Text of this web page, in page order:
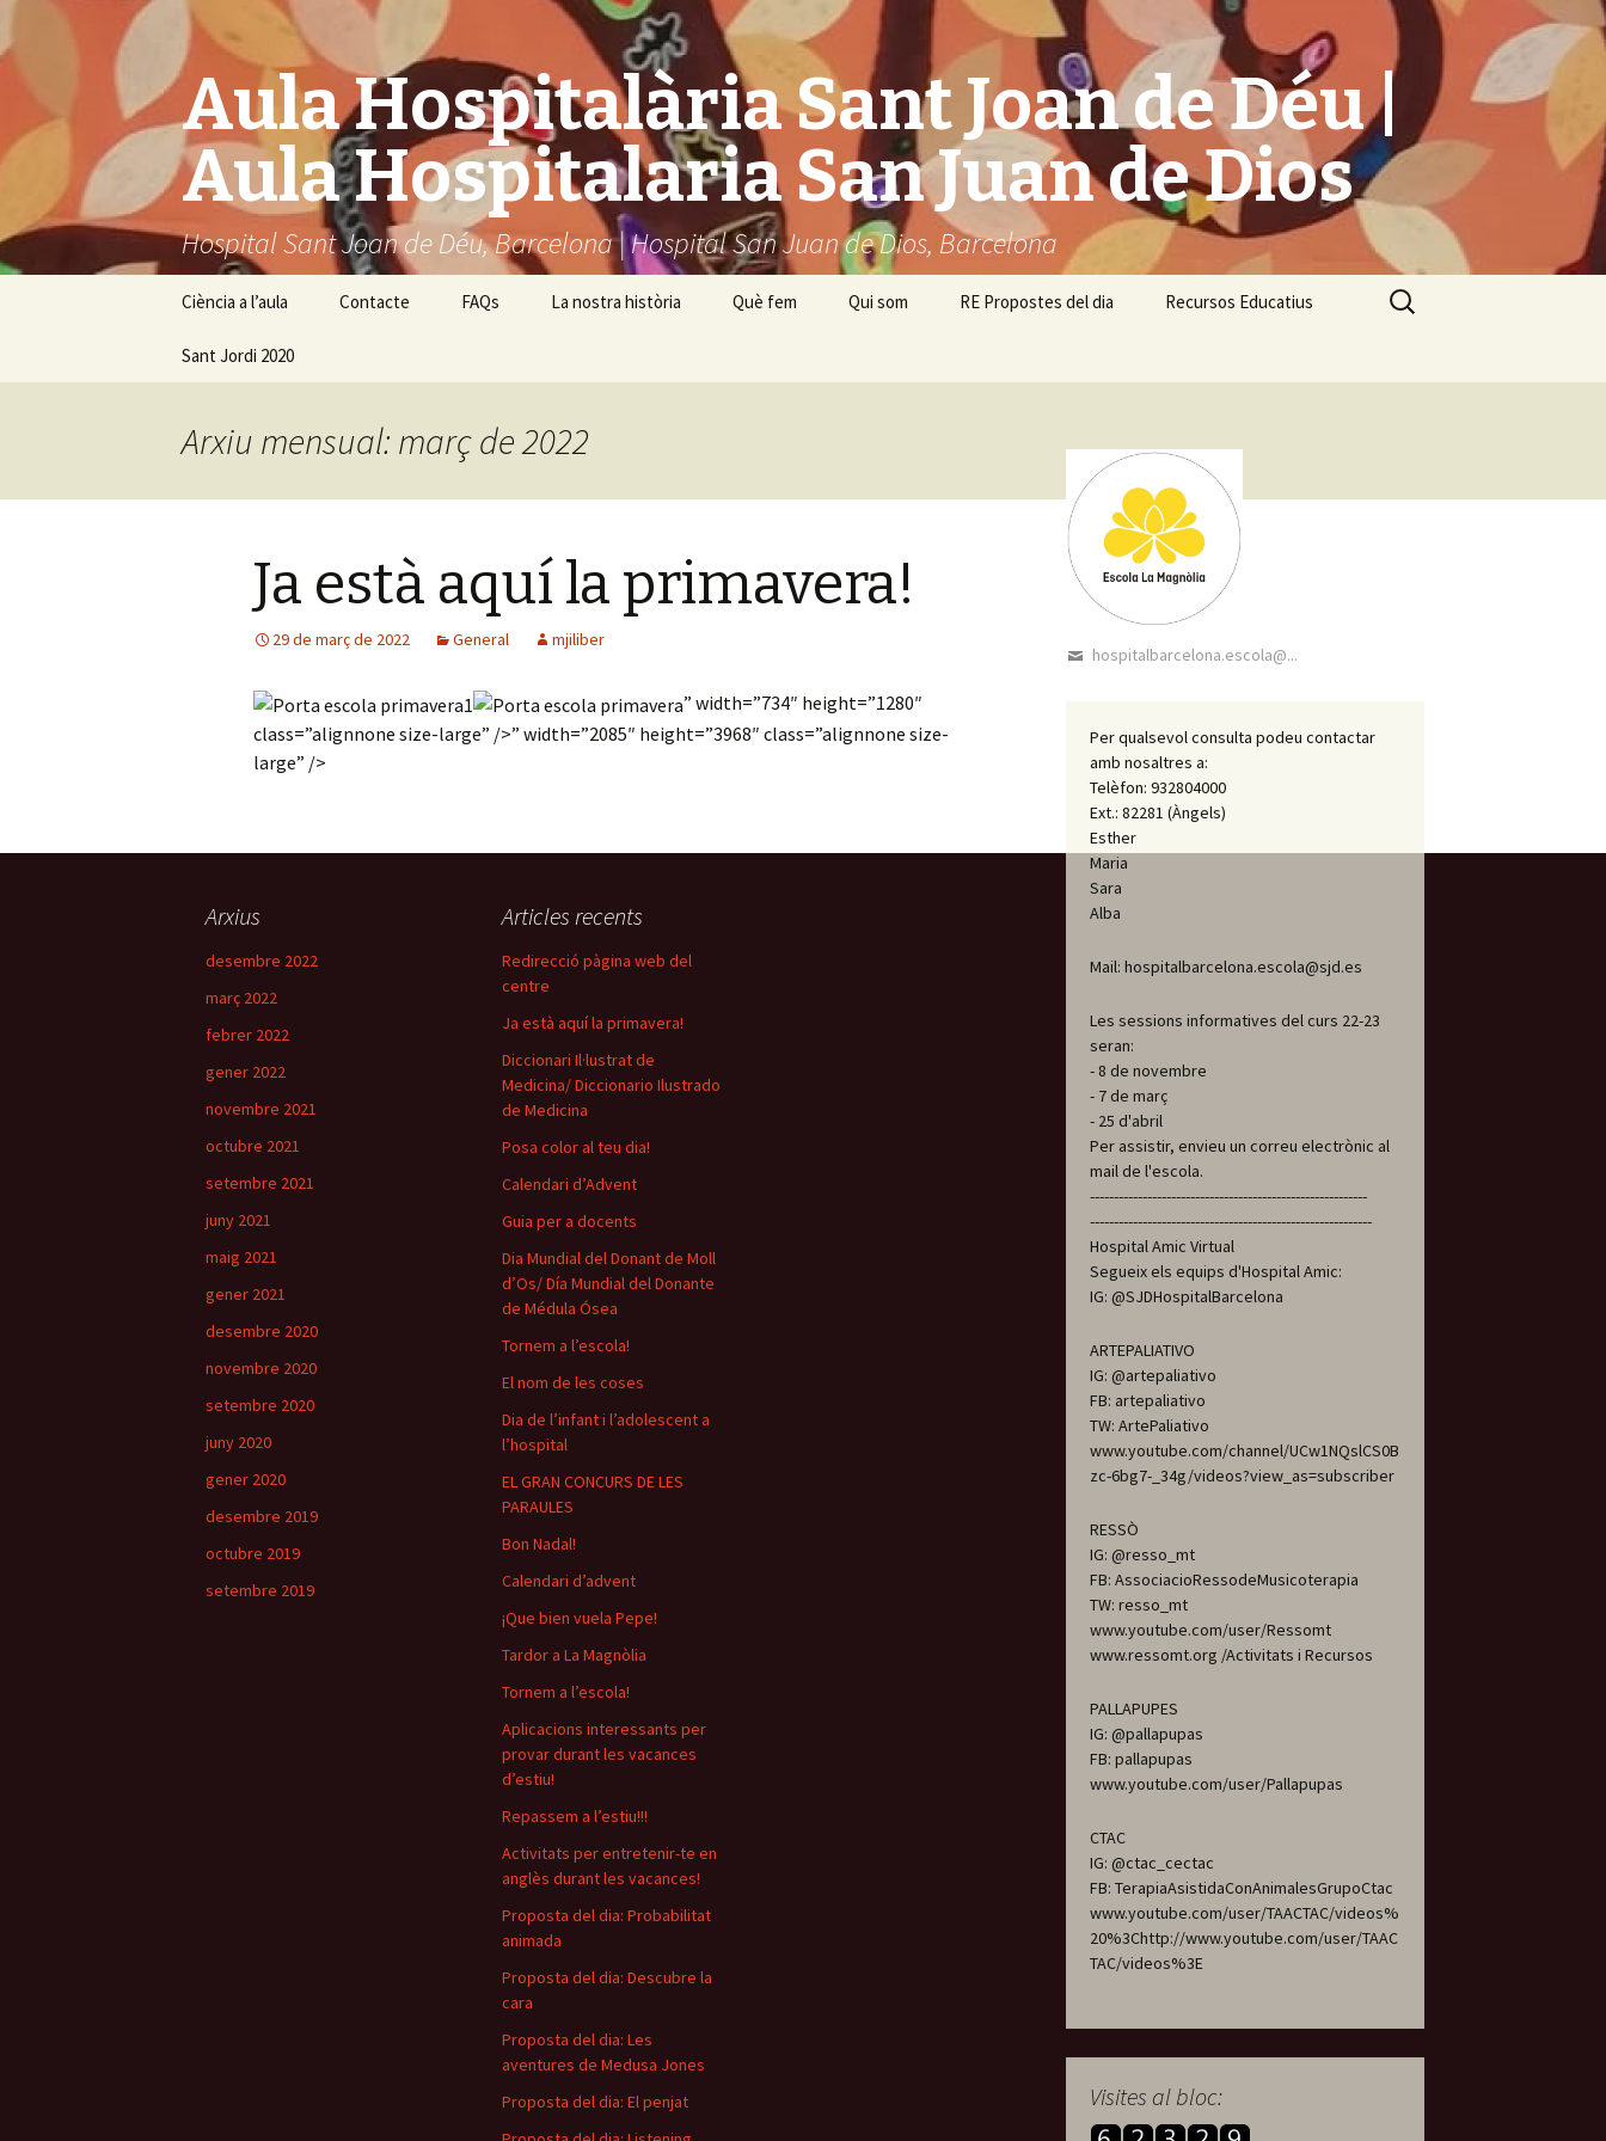
Aula Hospitalària Sant Joan de Déu |
Aula Hospitalaria San Juan de Dios
Hospital Sant Joan de Déu, Barcelona | Hospital San Juan de Dios, Barcelona
contingut
Ciència a l’aula Contacte FAQs La nostra història Què fem Qui som RE Propostes del dia Recursos Educatius
Sant Jordi 2020
Cerca:
Arxiu mensual: març de 2022
Ja està aquí la primavera!
29 de març de 2022 General mjiliber
” width=”734″ height=”1280″
class=”alignnone size-large” />” width=”2085″ height=”3968″ class=”alignnone size-
large” />
hospitalbarcelona.escola@...
Per qualsevol consulta podeu contactar
amb nosaltres a:
Telèfon: 932804000
Ext.: 82281 (Àngels)
Esther
Maria
Sara
Alba
Mail: hospitalbarcelona.escola@sjd.es
Les sessions informatives del curs 22-23
seran:
- 8 de novembre
- 7 de març
- 25 d'abril
Per assistir, envieu un correu electrònic al
mail de l'escola.
----------------------------------------------------------
-----------------------------------------------------------
Hospital Amic Virtual
Segueix els equips d'Hospital Amic:
IG: @SJDHospitalBarcelona
ARTEPALIATIVO
IG: @artepaliativo
FB: artepaliativo
TW: ArtePaliativo
www.youtube.com/channel/UCw1NQslCS0B
zc-6bg7-_34g/videos?view_as=subscriber
RESSÒ
IG: @resso_mt
FB: AssociacioRessodeMusicoterapia
TW: resso_mt
www.youtube.com/user/Ressomt
www.ressomt.org /Activitats i Recursos
PALLAPUPES
IG: @pallapupas
FB: pallapupas
www.youtube.com/user/Pallapupas
CTAC
IG: @ctac_cectac
FB: TerapiaAsistidaConAnimalesGrupoCtac
www.youtube.com/user/TAACTAC/videos%
20%3Chttp://www.youtube.com/user/TAAC
TAC/videos%3E
Visites al bloc:
Arxius
desembre 2022
març 2022
febrer 2022
gener 2022
novembre 2021
octubre 2021
setembre 2021
juny 2021
maig 2021
gener 2021
desembre 2020
novembre 2020
setembre 2020
juny 2020
gener 2020
desembre 2019
octubre 2019
setembre 2019
Articles recents
Redirecció pàgina web del
centre
Ja està aquí la primavera!
Diccionari Il·lustrat de
Medicina/ Diccionario Ilustrado
de Medicina
Posa color al teu dia!
Calendari d’Advent
Guia per a docents
Dia Mundial del Donant de Moll
d’Os/ Día Mundial del Donante
de Médula Ósea
Tornem a l’escola!
El nom de les coses
Dia de l’infant i l’adolescent a
l’hospital
EL GRAN CONCURS DE LES
PARAULES
Bon Nadal!
Calendari d’advent
¡Que bien vuela Pepe!
Tardor a La Magnòlia
Tornem a l’escola!
Aplicacions interessants per
provar durant les vacances
d’estiu!
Repassem a l’estiu!!!
Activitats per entretenir-te en
anglès durant les vacances!
Proposta del dia: Probabilitat
animada
Proposta del dia: Descubre la
cara
Proposta del dia: Les
aventures de Medusa Jones
Proposta del dia: El penjat